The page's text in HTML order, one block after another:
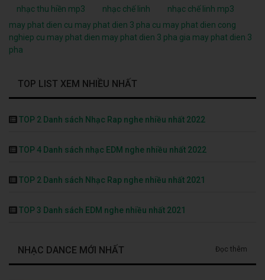
nhạc thu hiền mp3 nhạc chế linh
nhạc chế linh mp3
may phat dien cu may phat dien 3 pha cu may phat dien cong
nghiep cu may phat dien may phat dien 3 pha gia may phat dien 3
pha
TOP LIST XEM NHIỀU NHẤT
TOP 2 Danh sách Nhạc Rap nghe nhiều nhất 2022
TOP 4 Danh sách nhạc EDM nghe nhiều nhất 2022
TOP 2 Danh sách Nhạc Rap nghe nhiều nhất 2021
TOP 3 Danh sách EDM nghe nhiều nhất 2021
NHẠC DANCE MỚI NHẤT Đọc thêm